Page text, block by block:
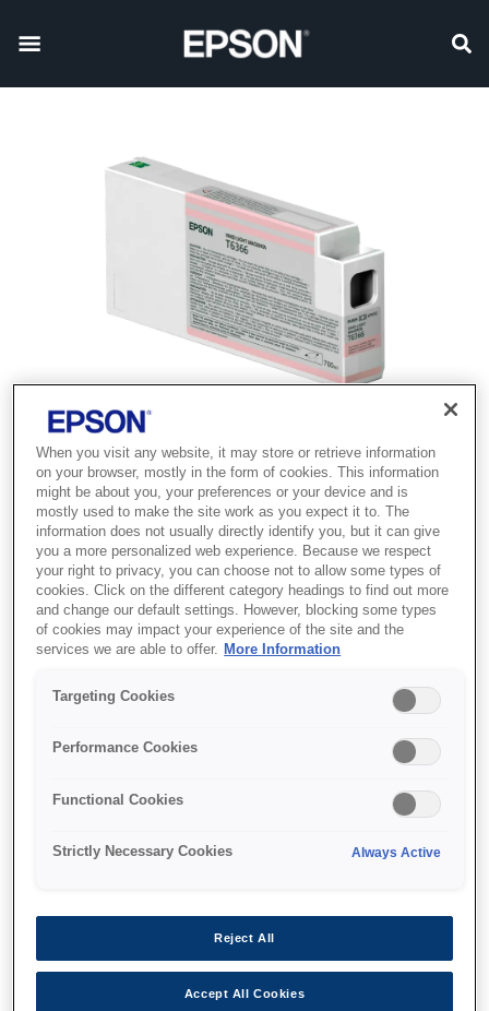
SKU:C13T636600
Singlepack Vivid Light
UltraChrome HDR 700
ml
Де купити
When you visit any website, it may store or retrieve information
on your browser, mostly in the form of cookies. This information
might be about you, your preferences or your device and is
mostly used to make the site work as you expect it to. The
information does not usually directly identify you, but it can give
you a more personalized web experience. Because we respect
your right to privacy, you can choose not to allow some types of
cookies. Click on the different category headings to find out more
and change our default settings. However, blocking some types
of cookies may impact your experience of the site and the
services we are able to offer. More Information
Targeting Cookies
Performance Cookies
Functional Cookies
Strictly Necessary Cookies Always Active
Reject All
Accept All Cookies